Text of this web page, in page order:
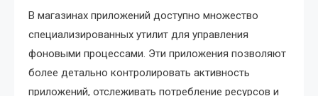
В магазинах приложений доступно множество
специализированных утилит для управления
фоновыми процессами. Эти приложения позволяют
более детально контролировать активность
приложений, отслеживать потребление ресурсов и